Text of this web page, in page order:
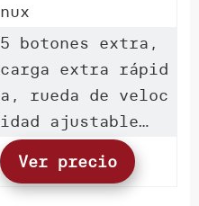
nux
5 botones extra,
carga extra rápid
a, rueda de veloc
idad ajustable…
Ver precio